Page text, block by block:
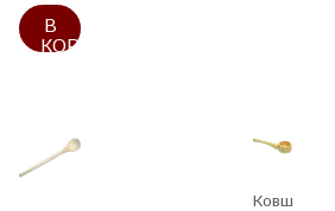
В
КОРЗИНУ
Ковш